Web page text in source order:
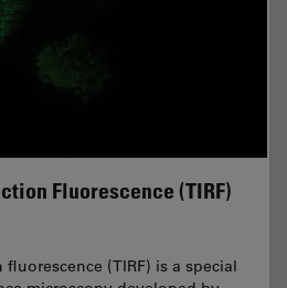
Fluorescence (TIRF)
(TIRF) is a special